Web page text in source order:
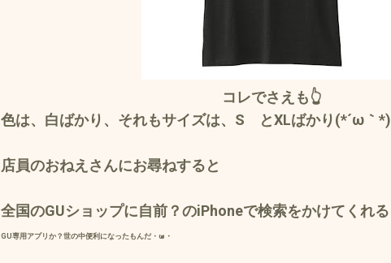
コレでさえも👆
色は、白ばかり、それもサイズは、S とXLばかり(*´ω｀*)
店員のおねえさんにお尋ねすると
全国のGUショップに自前？のiPhoneで検索をかけてくれる
GU専用アプリか？ 世の中便利になったもんだ・ω・